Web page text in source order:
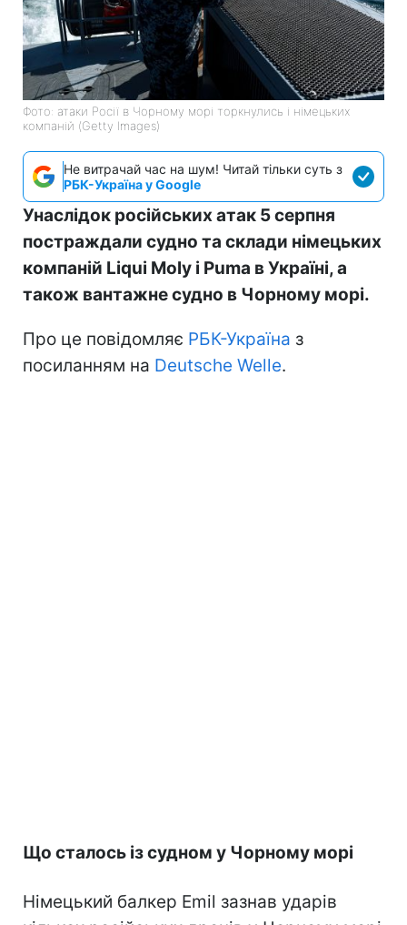
Фото: атаки Росії в Чорному морі торкнулись і німецьких
компаній (Getty Images)
Не витрачай час на шум! Читай тільки суть з
РБК-Україна у Google
Унаслідок російських атак 5 серпня
постраждали судно та склади німецьких
компаній Liqui Moly і Puma в Україні, а
також вантажне судно в Чорному морі.
Про це повідомляє РБК-Україна з
посиланням на Deutsche Welle.
Що сталось із судном у Чорному морі
Німецький балкер Emil зазнав ударів